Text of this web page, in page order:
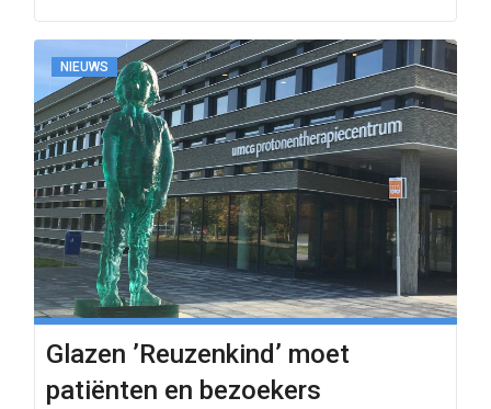
NIEUWS
Glazen ʼReuzenkindʼ moet
patiënten en bezoekers